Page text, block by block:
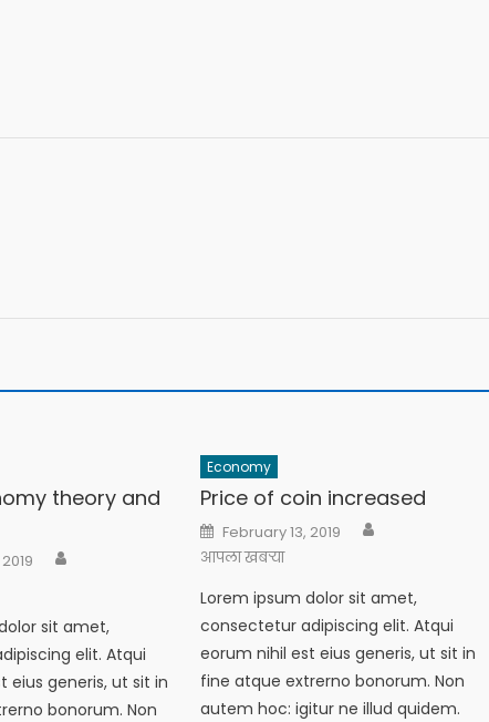
theory and
sit amet,
elit. Atqui
eius generis, ut sit in
bonorum. Non
Economy
Price of coin increased
Posted
on
February 13, 2019
आपला खबऱ्या
Lorem ipsum dolor sit amet,
consectetur adipiscing elit. Atqui
eorum nihil est eius generis, ut sit in
fine atque extrerno bonorum. Non
autem hoc: igitur ne illud quidem.